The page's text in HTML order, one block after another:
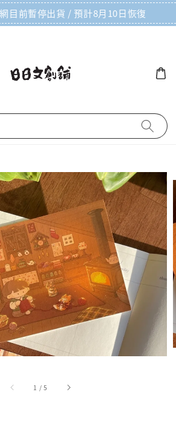
目前暫停出貨 / 預計8月10日恢復
1 /5